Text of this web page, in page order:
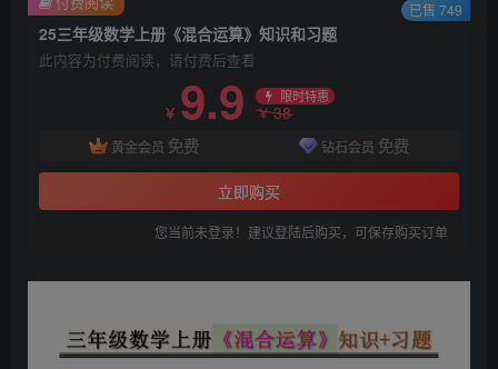
25三年级数学上册《混合运算》知识和习题
此内容为付费阅读，请付费后查看
￥ 9.9 限时特惠
￥38
黄金会员 免费 钻石会员 免费
立即购买
您当前未登录！建议登陆后购买，可保存购买订单
已售 749